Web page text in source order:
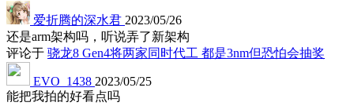
爱折腾的深水君 2023/05/26
还是arm架构吗，听说弄了新架构
评论于 骁龙8 Gen4将两家同时代工 都是3nm但恐怕会抽奖
EVO_1438 2023/05/25
能把我拍的好看点吗